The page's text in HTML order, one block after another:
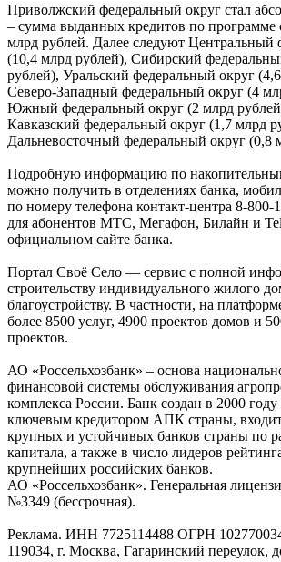
Приволжский федеральный округ стал
– сумма выданных кредитов по программе
млрд рублей. Далее следуют Центральный
(10,4 млрд рублей), Сибирский
рублей), Уральский федеральный округ
Северо-Западный федеральный округ (4
Южный федеральный округ (2 млрд
Кавказский федеральный округ (1,7 млрд
Дальневосточный федеральный округ (0,8
Подробную информацию по
можно получить в отделениях банка,
по номеру телефона контакт-центра 8-800-
для абонентов МТС, Мегафон, Билайн и
официальном сайте банка.
Портал Своё Село — сервис с полной
строительству индивидуального жилого
благоустройству. В частности, на
более 8500 услуг, 4900 проектов домов и
проектов.
АО «Россельхозбанк» – основа
финансовой системы обслуживания
комплекса России. Банк создан в 2000 году
ключевым кредитором АПК страны,
крупных и устойчивых банков страны по
капитала, а также в число лидеров
крупнейших российских банков.
АО «Россельхозбанк». Генеральная
№3349 (бессрочная).
Реклама. ИНН 7725114488 ОГРН
119034, г. Москва, Гагаринский переулок,